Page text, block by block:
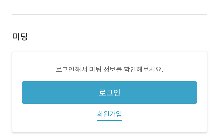
미팅
로그인해서 미팅 정보를 확인해보세요.
로그인
회원가입